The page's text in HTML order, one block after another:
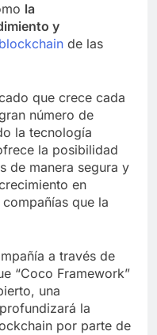
la
y
blockchain de las
que crece cada
número de
la tecnología
la posibilidad
de manera segura y
en
que la
a través de
“Coco Framework”
una
la
por parte de